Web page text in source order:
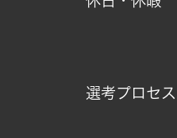
選考プロセス